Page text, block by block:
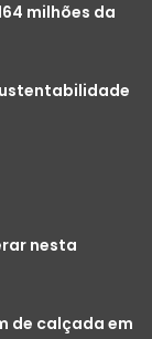
milhões da
nesta
de calçada em